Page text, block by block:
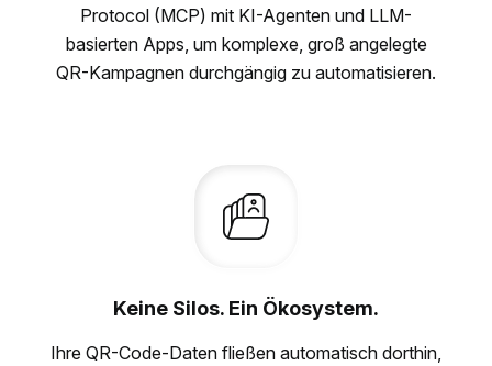
Protocol (MCP) mit KI-Agenten und LLM-
basierten Apps, um komplexe, groß angelegte
QR-Kampagnen durchgängig zu automatisieren.
Keine Silos. Ein Ökosystem.
Ihre QR-Code-Daten fließen automatisch dorthin,